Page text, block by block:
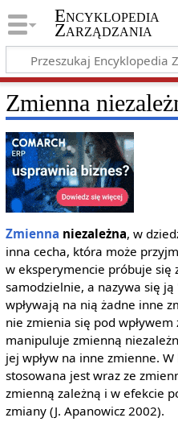
Encyklopedia
Zarządzania
Zmienna
Zmienna niezależna, w
inna cecha, która może
w eksperymencie próbuje się
samodzielnie, a nazywa się
wpływają na nią żadne inne
nie zmienia się pod
manipuluje zmienną
jej wpływ na inne zmienne.
stosowana jest wraz ze
zmienną zależną i w efekcie
zmiany (J. Apanowicz 2002).